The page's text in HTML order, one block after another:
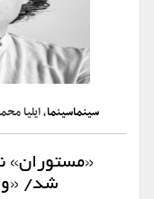
سینماسینما، ایلیا
«مستوران»
شد/